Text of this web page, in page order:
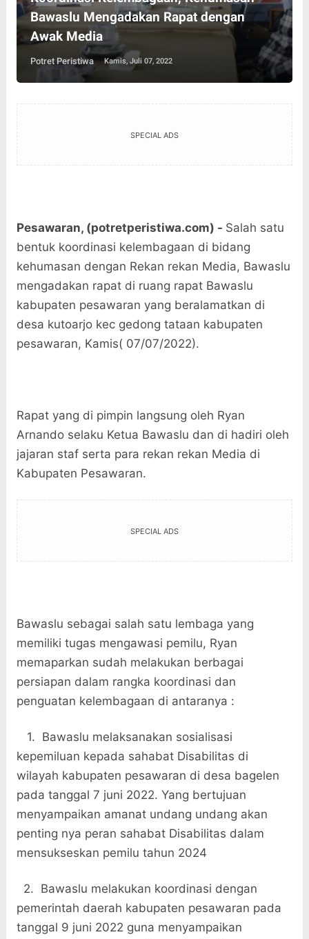
Bawaslu Mengadakan Rapat dengan
Awak Media
Potret Peristiwa Kamis, Juli 07, 2022
SPECIAL ADS
Pesawaran, (potretperistiwa.com) - Salah satu
bentuk koordinasi kelembagaan di bidang
kehumasan dengan Rekan rekan Media, Bawaslu
mengadakan rapat di ruang rapat Bawaslu
kabupaten pesawaran yang beralamatkan di
desa kutoarjo kec gedong tataan kabupaten
pesawaran, Kamis( 07/07/2022).
Rapat yang di pimpin langsung oleh Ryan
Arnando selaku Ketua Bawaslu dan di hadiri oleh
jajaran staf serta para rekan rekan Media di
Kabupaten Pesawaran.
SPECIAL ADS
Bawaslu sebagai salah satu lembaga yang
memiliki tugas mengawasi pemilu, Ryan
memaparkan sudah melakukan berbagai
persiapan dalam rangka koordinasi dan
penguatan kelembagaan di antaranya :
1. Bawaslu melaksanakan sosialisasi
kepemiluan kepada sahabat Disabilitas di
wilayah kabupaten pesawaran di desa bagelen
pada tanggal 7 juni 2022. Yang bertujuan
menyampaikan amanat undang undang akan
penting nya peran sahabat Disabilitas dalam
mensukseskan pemilu tahun 2024
2. Bawaslu melakukan koordinasi dengan
pemerintah daerah kabupaten pesawaran pada
tanggal 9 juni 2022 guna menyampaikan